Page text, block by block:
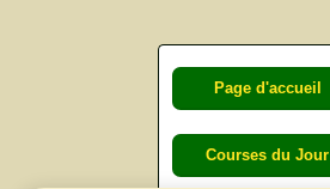
Page d'accueil
Courses du Jour